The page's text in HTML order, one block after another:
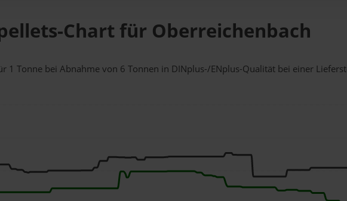
Chart für Oberreichenbach
1 Tonne bei Abnahmevon 6 Tonnen in DINplus-/ENplus-Qualität bei einer